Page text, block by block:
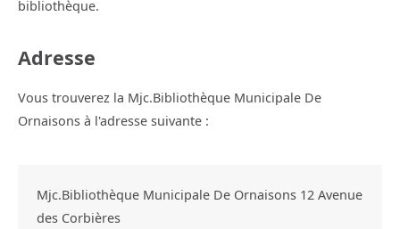
bibliothèque.
Adresse
Vous trouverez la Mjc.Bibliothèque Municipale De
Ornaisons à l'adresse suivante :
Mjc.Bibliothèque Municipale De Ornaisons 12 Avenue
des Corbières